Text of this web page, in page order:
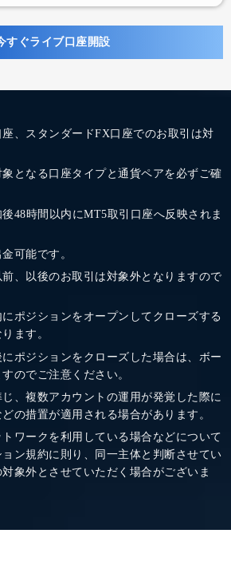
すぐライブ口座開設
、スタンダードFX口座でのお取引は対
となる口座タイプと通貨ペアを必ずご確
48時間以内にMT5取引口座へ反映されま
可能です。
、以後のお取引は対象外となりますので
ポジションをオープンしてクローズする
ます。
ポジションをクローズした場合は、ボー
のでご注意ください。
、複数アカウントの運用が発覚した際に
の措置が適用される場合があります。
ワークを利用している場合などについて
ン規約に則り、同一主体と判断させてい
象外とさせていただく場合がございま